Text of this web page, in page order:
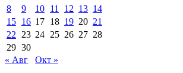
8
9 10 11 12 13 14
15 16 17 18 19 20 21
22
23 24 25 26 27 28
29 30
« Авг
Окт »